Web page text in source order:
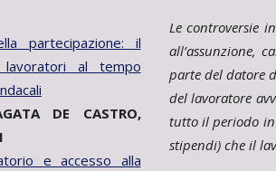
Le controversie
all’assunzione,
parte del datore
del lavoratore
tutto il periodo in
stipendi) che il
partecipazione: il
lavoratori al tempo
DE CASTRO,
e accesso alla